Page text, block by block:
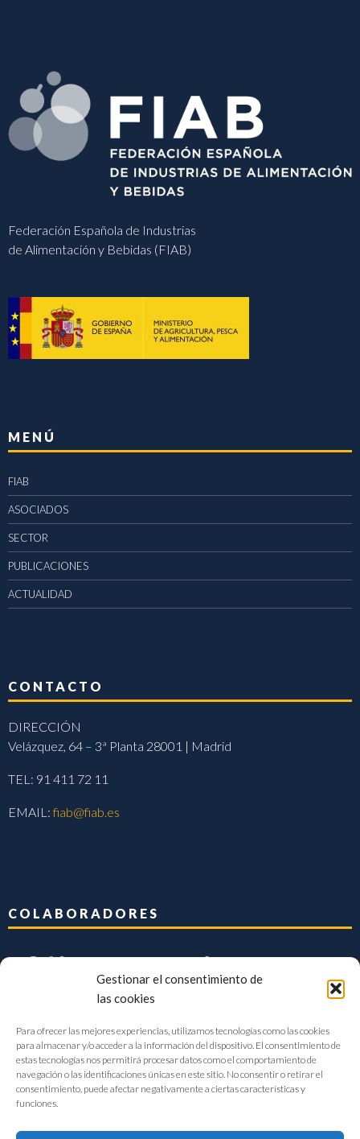
Gestionar el consentimiento de
las cookies
Para ofrecer las mejores experiencias, utilizamos tecnologías como las cookies
para almacenar y/o acceder a la información del dispositivo. El consentimiento de
estas tecnologías nos permitirá procesar datos como el comportamiento de
navegación o las identificaciones únicas en este sitio. No consentir o retirar el
consentimiento, puede afectar negativamente a ciertas características y
funciones.
Federación Española de Industrias
de Alimentación y Bebidas (FIAB)
MENÚ
FIAB
ASOCIADOS
SECTOR
PUBLICACIONES
ACTUALIDAD
CONTACTO
DIRECCIÓN
Velázquez, 64 – 3ª Planta 28001 | Madrid
TEL: 91 411 72 11
EMAIL:fiab@fiab.es
COLABORADORES